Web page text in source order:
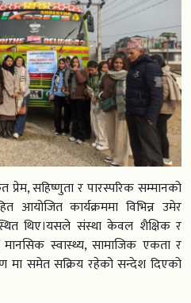
सहिष्णुता र पारस्परिक सम्मानको
आयोजित कार्यक्रममा विभिन्न उमेर
थिए।यसले संस्था केवल शैक्षिक र
मानसिक स्वास्थ्य, सामाजिक एकता र
मा समेत सक्रिय रहेको सन्देश दिएको